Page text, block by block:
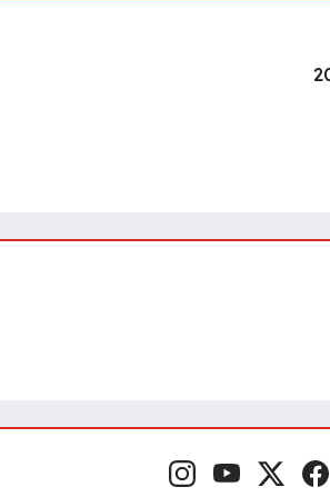
مواقع التواصل فيسبوكمنصة إكس
يوتيوبإنستغرام